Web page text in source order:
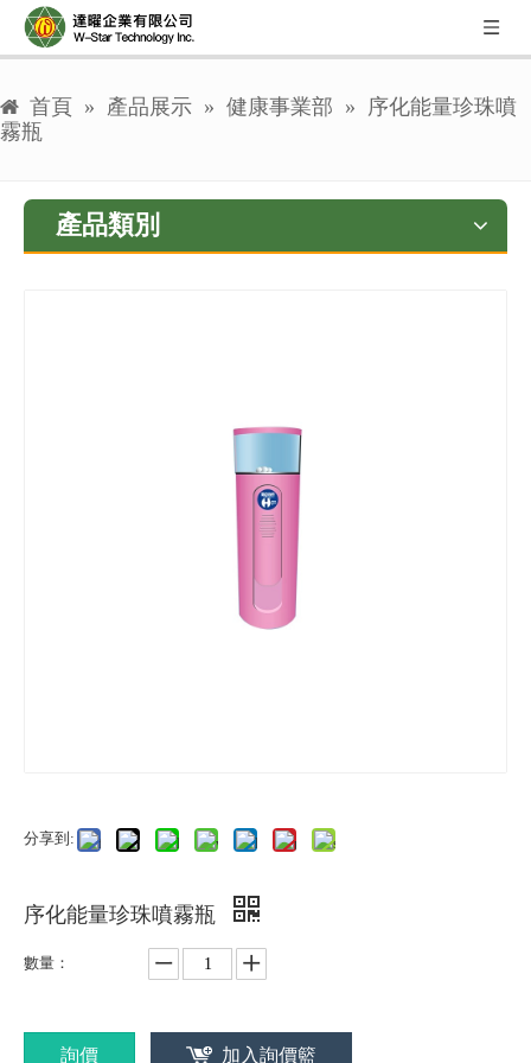
首頁 » 產品展示 » 健康事業部 » 序化能量珍珠噴
霧瓶
產品類別
分享到:
序化能量珍珠噴霧瓶
數量：
詢價 加入詢價籃